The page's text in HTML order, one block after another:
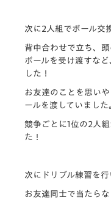
次に2人組でボール交
背中合わせで立ち、
ボールを受け渡すな
した！
お友達のことを思い
ールを渡していました
競争ごとに1位の2人
た！
次にドリブル練習を行
お友達同士で当たら